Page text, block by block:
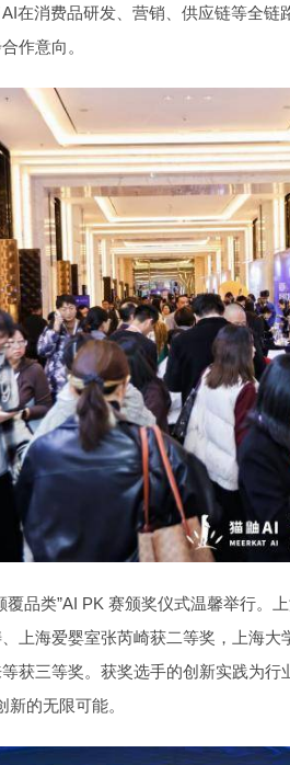
在消费品研发、营销、供应链等全链
作意向。
覆品类”AI PK 赛颁奖仪式温馨举行。
上海爱婴室张芮崎获二等奖，上海
获三等奖。获奖选手的创新实践为行
的无限可能。